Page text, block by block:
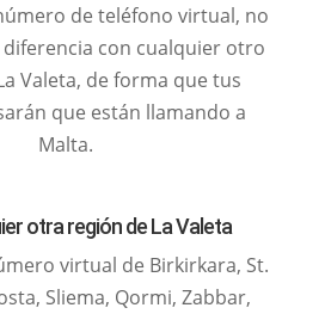
de teléfono virtual, no
con cualquier otro
Valeta, de forma que tus
que están llamando a
Malta.
otra región de La Valeta
virtual de Birkirkara, St.
Sliema, Qormi, Zabbar,